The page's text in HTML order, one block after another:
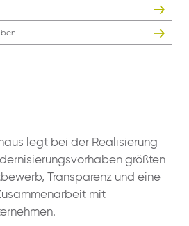
legt bei der Realisierung
größten
Transparenz und eine
mit